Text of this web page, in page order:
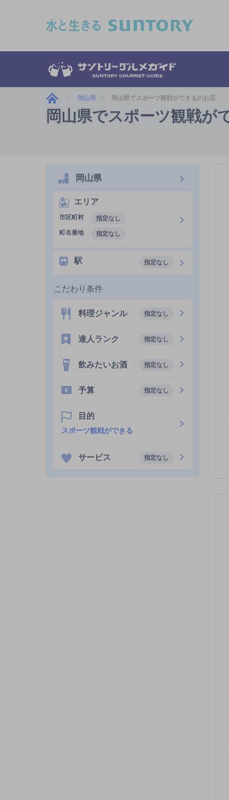
岡山県 岡山県でスポーツ観戦ができるのお店
岡山県でスポーツ観戦が
岡山県
エリア
市区町村
指定なし
町名番地
指定なし
駅 指定なし
こだわり条件
料理ジャンル 指定なし
達人ランク 指定なし
飲みたいお酒 指定なし
予算 指定なし
目的
スポーツ観戦ができる
サービス 指定なし